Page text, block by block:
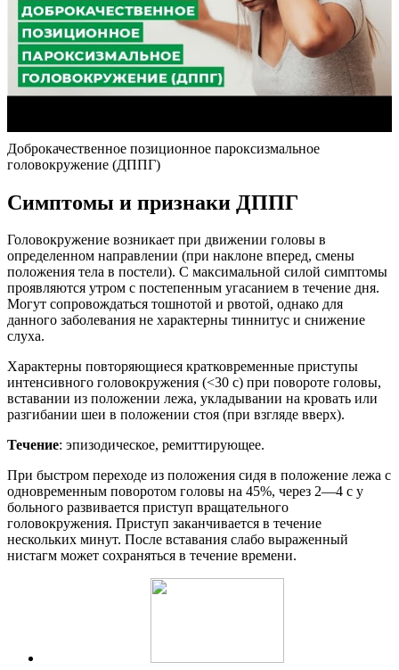
Доброкачественное позиционное пароксизмальное
головокружение (ДППГ)
Симптомы и признаки ДППГ
Головокружение возникает при движении головы в
определенном направлении (при наклоне вперед, смены
положения тела в постели). С максимальной силой симптомы
проявляются утром с постепенным угасанием в течение дня.
Могут сопровождаться тошнотой и рвотой, однако для
данного заболевания не характерны тиннитус и снижение
слуха.
Характерны повторяющиеся кратковременные приступы
интенсивного головокружения (<30 с) при повороте головы,
вставании из положении лежа, укладывании на кровать или
разгибании шеи в положении стоя (при взгляде вверх).
Течение: эпизодическое, ремиттирующее.
При быстром переходе из положения сидя в положение лежа с
одновременным поворотом головы на 45%, через 2—4 с у
больного развивается приступ вращательного
головокружения. Приступ заканчивается в течение
нескольких минут. После вставания слабо выраженный
нистагм может сохраняться в течение времени.